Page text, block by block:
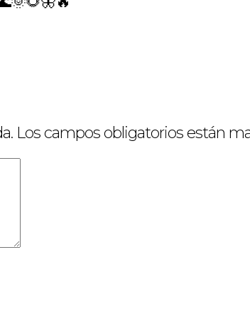
Los campos obligatorios están